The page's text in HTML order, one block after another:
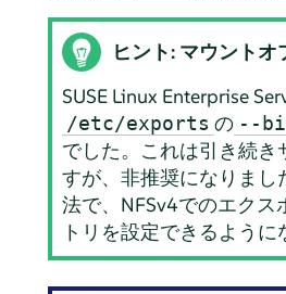
ヒント: マウントオ
SUSE Linux Enterprise
/etc/exports の --
でした。これは引き続き
すが、非推奨になりまし
法で、NFSv4でのエクス
トリを設定できるように